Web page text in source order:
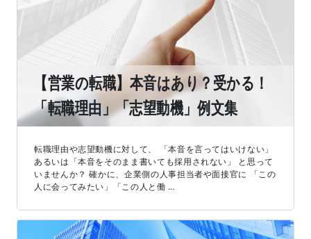
【営業の転職】本音はあり？受かる！
「転職理由」「志望動機」例文集
転職理由や志望動機に対して、 「本音を言ってはいけない」
あるいは「本音をそのまま書いても採用されない」 と思って
いませんか？ 確かに、企業側の人事担当者や面接官に 「この
人に会ってみたい」「この人と働 …